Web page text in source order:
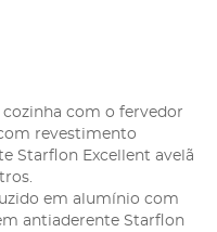
com o fervedor
revestimento
Starflon Excellent avelã
em alumínio com
antiaderente Starflon